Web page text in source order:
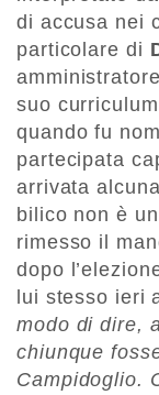
di accusa nei
particolare di
suo
quando fu
partecipata
arrivata
bilico non è
rimesso il
dopo
lui stesso ieri
modo di dire,
chiunque
Campidoglio.